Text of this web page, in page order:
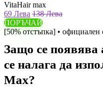
VitaHair max
69 Лева 138 Лева
ПОРЪЧАЙ
[50% отстъпка] • официален
Защо се появява
се налага да
Max?